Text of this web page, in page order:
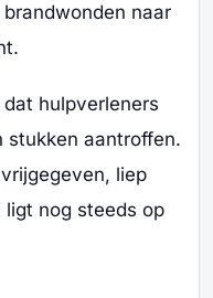
naar
hulpverleners
stukken aantroffen.
liep
nog steeds op